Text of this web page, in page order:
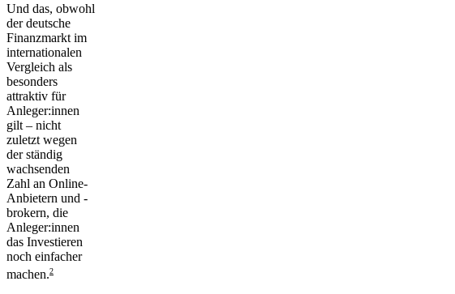
Und das, obwohl
der deutsche
Finanzmarkt im
internationalen
Vergleich als
besonders
attraktiv für
Anleger:innen
gilt – nicht
zuletzt wegen
der ständig
wachsenden
Zahl an Online-
Anbietern und -
brokern, die
Anleger:innen
das Investieren
noch einfacher
machen.2